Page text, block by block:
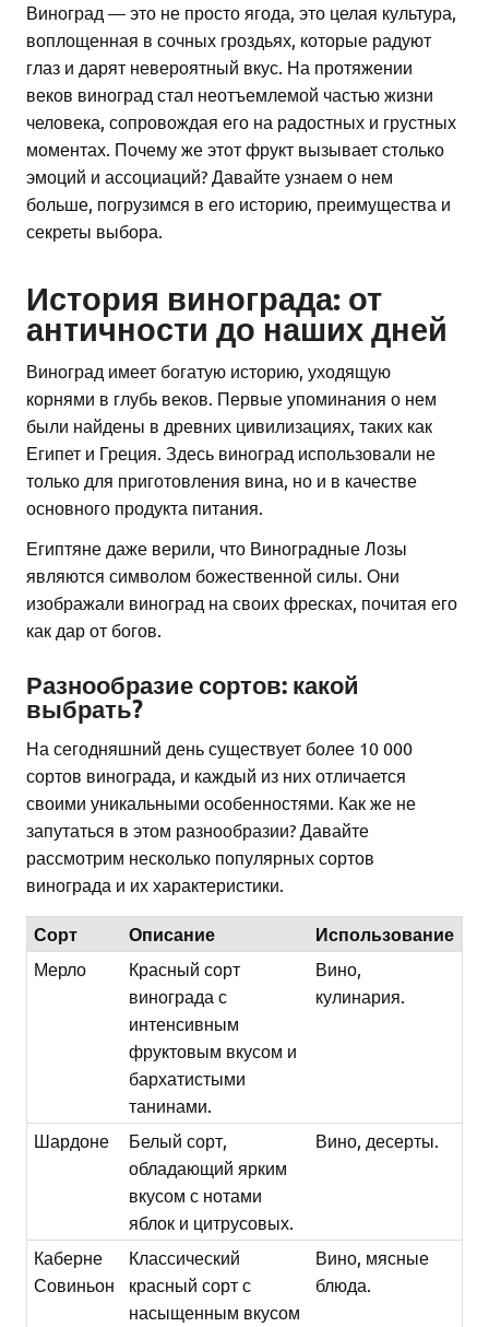
Виноград — это не просто ягода, это целая культура,
воплощенная в сочных гроздьях, которые радуют
глаз и дарят невероятный вкус. На протяжении
веков виноград стал неотъемлемой частью жизни
человека, сопровождая его на радостных и грустных
моментах. Почему же этот фрукт вызывает столько
эмоций и ассоциаций? Давайте узнаем о нем
больше, погрузимся в его историю, преимущества и
секреты выбора.
История винограда: от
античности до наших дней
Виноград имеет богатую историю, уходящую
корнями в глубь веков. Первые упоминания о нем
были найдены в древних цивилизациях, таких как
Египет и Греция. Здесь виноград использовали не
только для приготовления вина, но и в качестве
основного продукта питания.
Египтяне даже верили, что Виноградные Лозы
являются символом божественной силы. Они
изображали виноград на своих фресках, почитая его
как дар от богов.
Разнообразие сортов: какой
выбрать?
На сегодняшний день существует более 10 000
сортов винограда, и каждый из них отличается
своими уникальными особенностями. Как же не
запутаться в этом разнообразии? Давайте
рассмотрим несколько популярных сортов
винограда и их характеристики.
Сорт Описание Использование
Мерло
Красный сорт
винограда с
интенсивным
фруктовым вкусом и
бархатистыми
танинами.
Вино,
кулинария.
Шардоне
Белый сорт,
обладающий ярким
вкусом с нотами
яблок и цитрусовых.
Вино, десерты.
Каберне
Совиньон
Классический
красный сорт с
насыщенным вкусом
Вино, мясные
блюда.